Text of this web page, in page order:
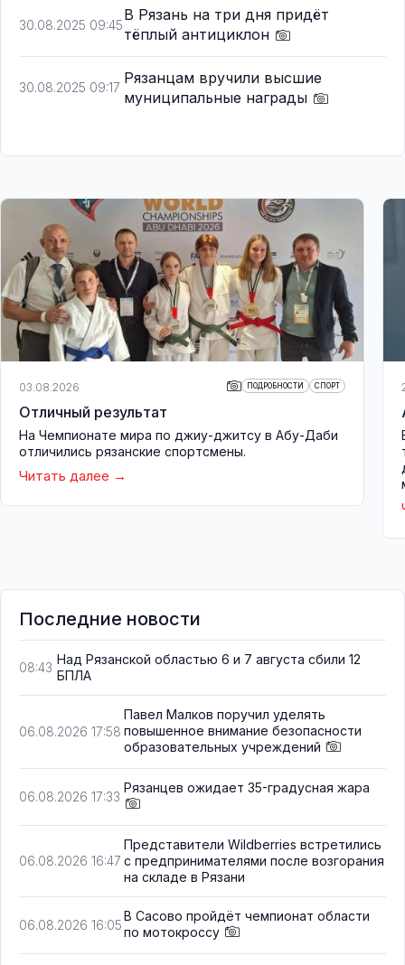
30.08.2025 09:45
В Рязань на три дня придёт
тёплый антициклон
30.08.2025 09:17
Рязанцам вручили высшие
муниципальные награды
03.08.2026 ПОДРОБНОСТИ СПОРТ
Отличный результат
На Чемпионате мира по джиу-джитсу в Абу-Даби
отличились рязанские спортсмены.
Читать далее
Последние новости
08:43
Над Рязанской областью 6 и 7 августа сбили 12
БПЛА
06.08.2026 17:58
Павел Малков поручил уделять
повышенное внимание безопасности
образовательных учреждений
06.08.2026 17:33
Рязанцев ожидает 35-градусная жара
06.08.2026 16:47
Представители Wildberries встретились
с предпринимателями после возгорания
на складе в Рязани
06.08.2026 16:05
В Сасово пройдёт чемпионат области
по мотокроссу